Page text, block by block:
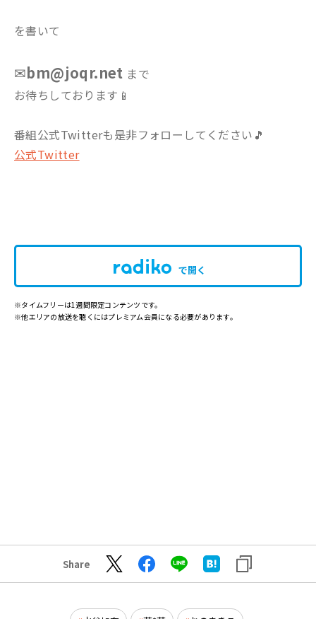
を書いて
✉bm@joqr.net まで
お待ちしております📱
番組公式Twitterも是非フォローしてください🎵
公式Twitter
で開く
※タイムフリーは1週間限定コンテンツです。
※他エリアの放送を聴くにはプレミアム会員になる必要があります。
Share